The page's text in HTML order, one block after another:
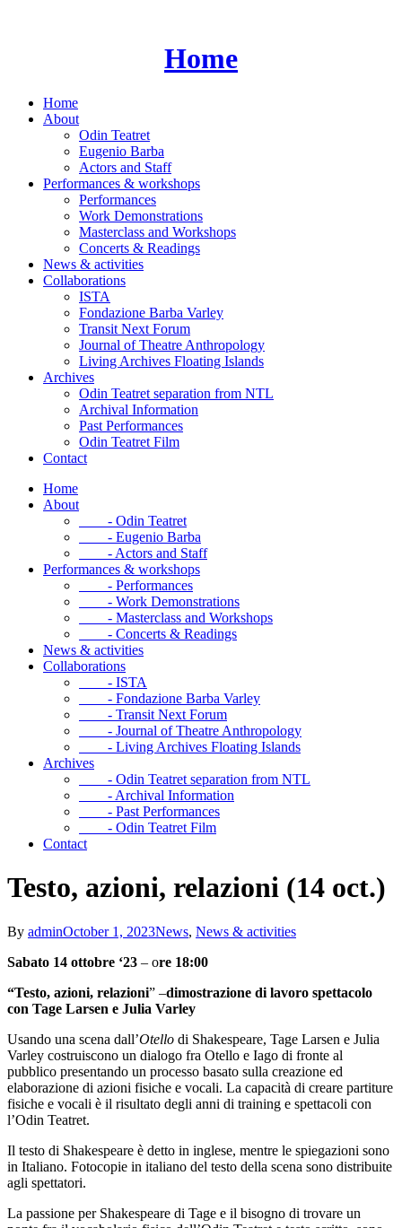
Home
Home
About
Odin Teatret
Eugenio Barba
Actors and Staff
Performances & workshops
Performances
Work Demonstrations
Masterclass and Workshops
Concerts & Readings
News & activities
Collaborations
ISTA
Fondazione Barba Varley
Transit Next Forum
Journal of Theatre Anthropology
Living Archives Floating Islands
Archives
Odin Teatret separation from NTL
Archival Information
Past Performances
Odin Teatret Film
Contact
Home
About
- Odin Teatret
- Eugenio Barba
- Actors and Staff
Performances & workshops
- Performances
- Work Demonstrations
- Masterclass and Workshops
- Concerts & Readings
News & activities
Collaborations
- ISTA
- Fondazione Barba Varley
- Transit Next Forum
- Journal of Theatre Anthropology
- Living Archives Floating Islands
Archives
- Odin Teatret separation from NTL
- Archival Information
- Past Performances
- Odin Teatret Film
Contact
Testo, azioni, relazioni (14 oct.)
By adminOctober 1, 2023News, News & activities
Sabato 14 ottobre ‘23 – ore 18:00
“Testo, azioni, relazioni” –dimostrazione di lavoro spettacolo
con Tage Larsen e Julia Varley
Usando una scena dall’Otello di Shakespeare, Tage Larsen e Julia
Varley costruiscono un dialogo fra Otello e Iago di fronte al
pubblico presentando un processo basato sulla creazione ed
elaborazione di azioni fisiche e vocali. La capacità di creare partiture
fisiche e vocali è il risultato degli anni di training e spettacoli con
l’Odin Teatret.
Il testo di Shakespeare è detto in inglese, mentre le spiegazioni sono
in Italiano. Fotocopie in italiano del testo della scena sono distribuite
agli spettatori.
La passione per Shakespeare di Tage e il bisogno di trovare un